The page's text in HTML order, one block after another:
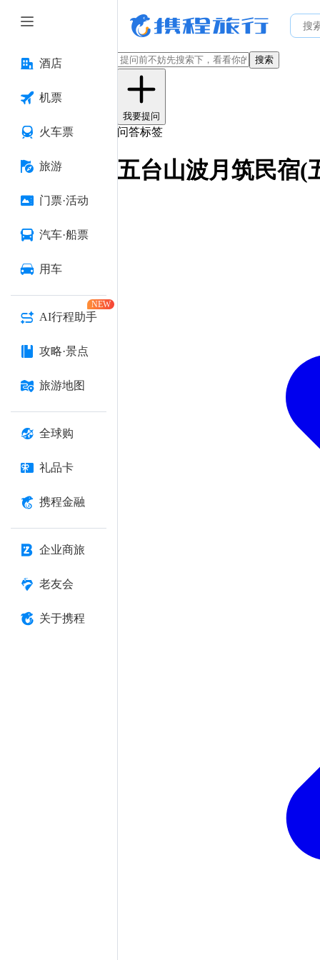
酒店
机票
火车票
旅游
门票·活动
汽车·船票
用车
AI行程助手
NEW
攻略·景点
旅游地图
全球购
礼品卡
携程金融
企业商旅
老友会
关于携程
搜索
我要提问
问答标签
五台山波月筑民宿(